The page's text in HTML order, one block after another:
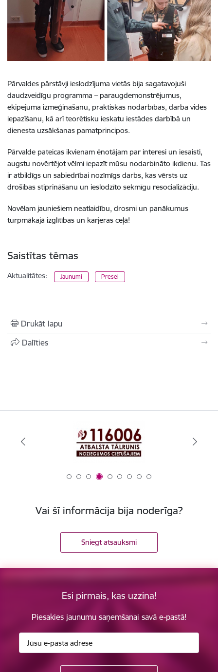
Pārvaldes pārstāvji ieslodzījuma vietās bija sagatavojuši
daudzveidīgu programma – paraugdemonstrējumus,
ekipējuma izmēģināšanu, praktiskās nodarbības, darba vides
iepazīšanu, kā arī teorētisku ieskatu iestādes darbībā un
dienesta uzsākšanas pamatprincipos.
Pārvalde pateicas ikvienam ēnotājam par interesi un iesaisti,
augstu novērtējot vēlmi iepazīt mūsu nodarbināto ikdienu. Tas
ir atbildīgs un sabiedrībai nozīmīgs darbs, kas vērsts uz
drošības stiprināšanu un ieslodzīto sekmīgu resocializāciju.
Novēlam jauniešiem neatlaidību, drosmi un panākumus
turpmākajā izglītības un karjeras ceļā!
Saistītas tēmas
Aktualitātes: Jaunumi Presei
Drukāt lapu
Dalīties
Vai šī informācija bija noderīga?
Sniegt atsauksmi
Esi pirmais, kas uzzina!
Piesakies jaunumu saņemšanai savā e-pastā!